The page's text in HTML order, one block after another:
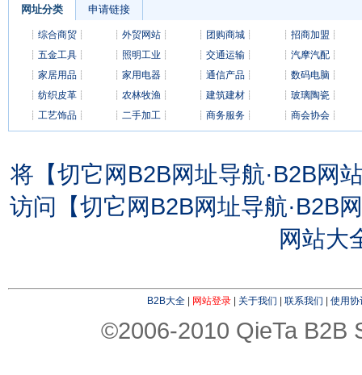
网址分类 申请链接
┊ 综合商贸 ┊ ┊ 外贸网站 ┊ ┊ 团购商城 ┊ ┊ 招商加盟 ┊
┊ 五金工具 ┊ ┊ 照明工业 ┊ ┊ 交通运输 ┊ ┊ 汽摩汽配┊
┊ 家居用品 ┊ ┊ 家用电器 ┊ ┊ 通信产品 ┊ ┊ 数码电脑 ┊
┊ 纺织皮革 ┊ ┊ 农林牧渔 ┊ ┊ 建筑建材 ┊ ┊ 玻璃陶瓷┊
┊ 工艺饰品 ┊ ┊ 二手加工 ┊ ┊ 商务服务 ┊ ┊ 商会协会┊
将【切它网B2B网址导航·B2B网
访问【切它网B2B网址导航·B2B
网站大
B2B大全| 网站登录| 关于我们 联系我们 使用协
©2006-2010 QieTa B2B